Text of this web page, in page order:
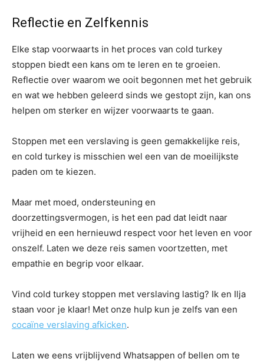
Reflectie en Zelfkennis
Elke stap voorwaarts in het proces van cold turkey
stoppen biedt een kans om te leren en te groeien.
Reflectie over waarom we ooit begonnen met het gebruik
en wat we hebben geleerd sinds we gestopt zijn, kan ons
helpen om sterker en wijzer voorwaarts te gaan.
Stoppen met een verslaving is geen gemakkelijke reis,
en cold turkey is misschien wel een van de moeilijkste
paden om te kiezen.
Maar met moed, ondersteuning en
doorzettingsvermogen, is het een pad dat leidt naar
vrijheid en een hernieuwd respect voor het leven en voor
onszelf. Laten we deze reis samen voortzetten, met
empathie en begrip voor elkaar.
Vind cold turkey stoppen met verslaving lastig? Ik en Ilja
staan voor je klaar! Met onze hulp kun je zelfs van een
cocaïne verslaving afkicken.
Laten we eens vrijblijvend Whatsappen of bellen om te